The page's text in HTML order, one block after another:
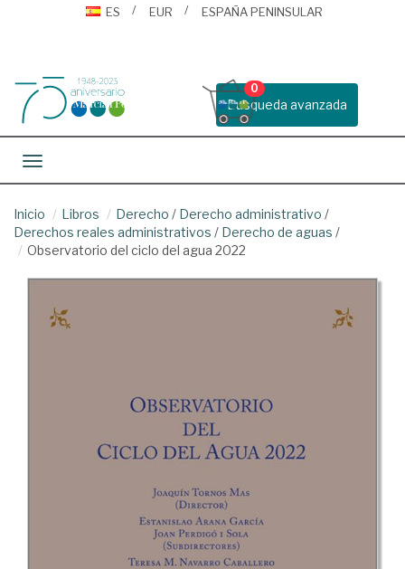
ES
EUR ESPAÑA PENINSULAR
Busqueda avanzada
0
Toggle navigation
Inicio Libros Derecho / Derecho administrativo /
Derechos reales administrativos / Derecho de aguas /
Observatorio del ciclo del agua 2022